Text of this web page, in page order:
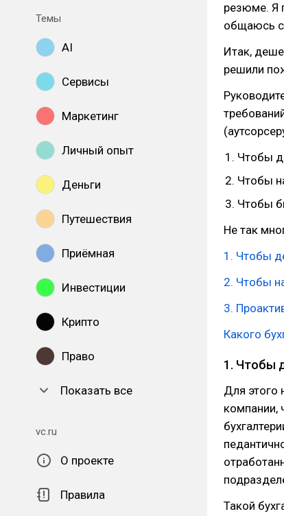
Темы
AI
Сервисы
Маркетинг
Личный опыт
Деньги
Путешествия
Приёмная
Инвестиции
Крипто
Право
Показать все
vc.ru
О проекте
Правила
резюме. Я
общаюсь с
Итак,
решили
Чтобы
Чтобы
Чтобы
Не так
1. Чтобы
2. Чтобы
3.
Какого
1. Чтобы
Для этого
компании,
Такой